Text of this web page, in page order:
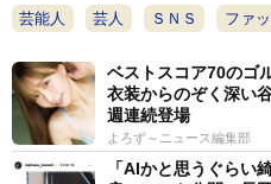
芸能人 芸人 ＳＮＳ ファ
ベストスコア70のゴ
衣装からのぞく深い
週連続登場
よろず～ニュース編集部
「AIかと思うぐら